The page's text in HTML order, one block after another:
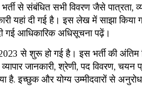
से संबंधित सभी विवरण जैसे पात्रता,
यहां दी गई है। इस लेख में साझा किया
आधिकारिक अधिसूचना पढ़ें।
से शुरू हो गई है। इस भर्ती की अंतिम
जानकारी, श्रेणी, पद विवरण,
है. इच्छुक और योग्य उम्मीदवारों से